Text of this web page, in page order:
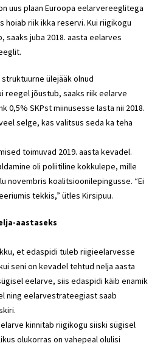
uus plaan Euroopa eelarvereeglitega
hoiab riik ikka reservi. Kui riigikogu
saaks juba 2018. aasta eelarves
ülejääk olnud
reegel jõustub, saaks riik eelarve
0,5% SKPst miinusesse lasta nii 2018.
selge, kas valitsus seda ka teha
toimuvad 2019. aasta kevadel.
oli poliitiline kokkulepe, mille
novembris koalitsioonilepingusse. “Ei
tekkis,” ütles Kirsipuu.
aastaseks
et edaspidi tuleb riigieelarvesse
seni on kevadel tehtud nelja aasta
eelarve, siis edaspidi käib enamik
ning eelarvestrateegiast saab
kinnitab riigikogu siiski sügisel
olukorras on vahepeal olulisi